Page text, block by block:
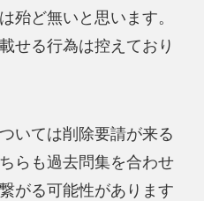
殆ど無いと思います。
せる行為は控えており
いては削除要請が来る
らも過去問集を合わせ
がる可能性があります